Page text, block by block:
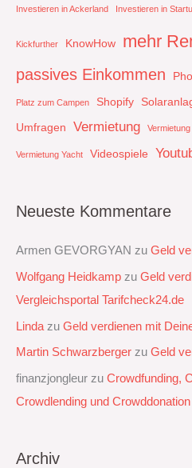
Investieren in Ackerland Investieren in
Kickfurther KnowHow mehr
passives Einkommen
Platz zum Campen Shopify
Umfragen
Vermietung
Vermietung Yacht Videospiele
Neueste Kommentare
Armen GEVORGYAN zu Geld
Wolfgang Heidkamp zu Geld
Vergleichsportal Tarifcheck24.de
Linda zu Geld verdienen mit
Martin Schwarzberger zu Geld
finanzjongleur zu Crowdfunding,
Crowdlending und
Archiv